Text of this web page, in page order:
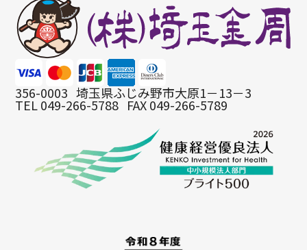
356-0003 埼玉県ふじみ野市大原1－13－3
TEL 049-266-5788 FAX 049-266-5789